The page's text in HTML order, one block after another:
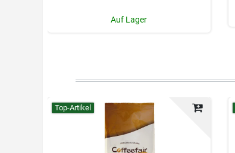
Auf Lager
Top-Artikel